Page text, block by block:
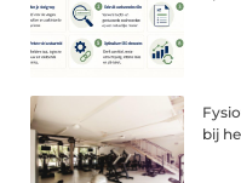
bij